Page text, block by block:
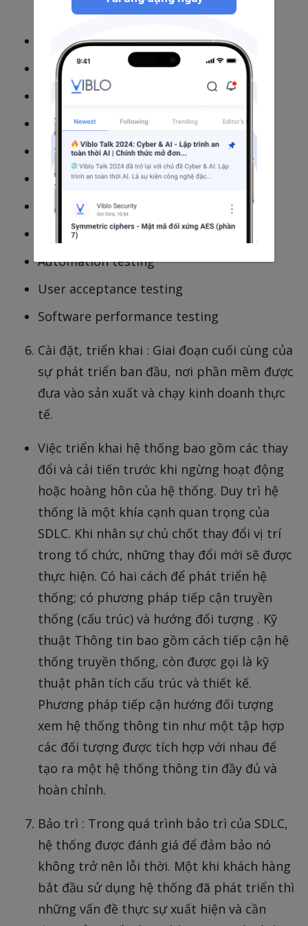
including defect tracking
Path testing
Data set testing
Unit testing
System testing
Integration testing
Black-box testing
White-box testing
Regression testing
Automation testing
User acceptance testing
Software performance testing
Cài đặt, triển khai : Giai đoạn cuối cùng của
sự phát triển ban đầu, nơi phần mềm được
đưa vào sản xuất và chạy kinh doanh thực
tế.
Việc triển khai hệ thống bao gồm các thay
đổi và cải tiến trước khi ngừng hoạt động
hoặc hoàng hôn của hệ thống. Duy trì hệ
thống là một khía cạnh quan trọng của
SDLC. Khi nhân sự chủ chốt thay đổi vị trí
trong tổ chức, những thay đổi mới sẽ được
thực hiện. Có hai cách để phát triển hệ
thống; có phương pháp tiếp cận truyền
thống (cấu trúc) và hướng đối tượng . Kỹ
thuật Thông tin bao gồm cách tiếp cận hệ
thống truyền thống, còn được gọi là kỹ
thuật phân tích cấu trúc và thiết kế.
Phương pháp tiếp cận hướng đối tượng
xem hệ thống thông tin như một tập hợp
các đối tượng được tích hợp với nhau để
tạo ra một hệ thống thông tin đầy đủ và
hoàn chỉnh.
Bảo trì : Trong quá trình bảo trì của SDLC,
hệ thống được đánh giá để đảm bảo nó
không trở nên lỗi thời. Một khi khách hàng
bắt đầu sử dụng hệ thống đã phát triển thì
những vấn đề thực sự xuất hiện và cần